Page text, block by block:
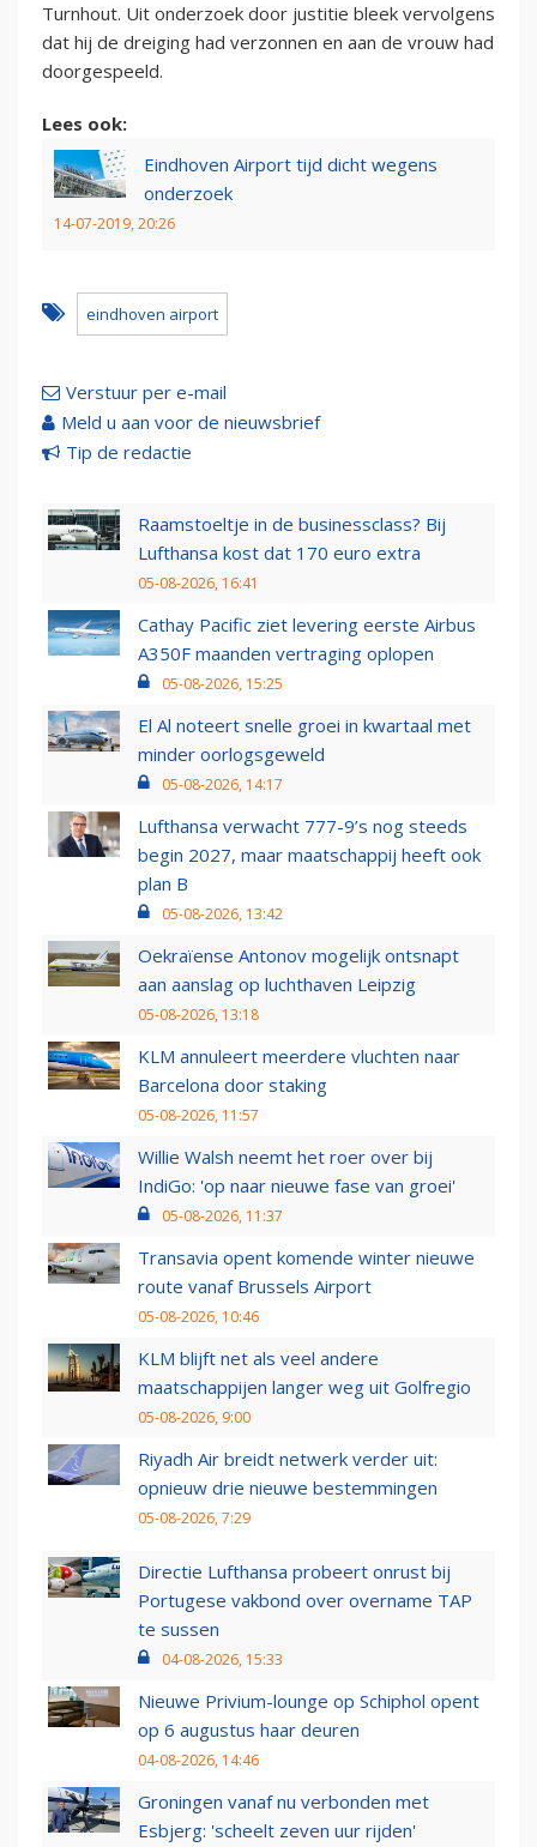
Turnhout. Uit onderzoek door justitie bleek vervolgens
dat hij de dreiging had verzonnen en aan de vrouw had
doorgespeeld.
Lees ook:
Eindhoven Airport tijd dicht wegens
onderzoek
14-07-2019, 20:26
eindhoven airport
Verstuur per e-mail
Meld u aan voor de nieuwsbrief
Tip de redactie
Raamstoeltje in de businessclass? Bij
Lufthansa kost dat 170 euro extra
05-08-2026, 16:41
Cathay Pacific ziet levering eerste Airbus
A350F maanden vertraging oplopen
05-08-2026, 15:25
El Al noteert snelle groei in kwartaal met
minder oorlogsgeweld
05-08-2026, 14:17
Lufthansa verwacht 777-9’s nog steeds
begin 2027, maar maatschappij heeft ook
plan B
05-08-2026, 13:42
Oekraïense Antonov mogelijk ontsnapt
aan aanslag op luchthaven Leipzig
05-08-2026, 13:18
KLM annuleert meerdere vluchten naar
Barcelona door staking
05-08-2026, 11:57
Willie Walsh neemt het roer over bij
IndiGo: 'op naar nieuwe fase van groei'
05-08-2026, 11:37
Transavia opent komende winter nieuwe
route vanaf Brussels Airport
05-08-2026, 10:46
KLM blijft net als veel andere
maatschappijen langer weg uit Golfregio
05-08-2026, 9:00
Riyadh Air breidt netwerk verder uit:
opnieuw drie nieuwe bestemmingen
05-08-2026, 7:29
Directie Lufthansa probeert onrust bij
Portugese vakbond over overname TAP
te sussen
04-08-2026, 15:33
Nieuwe Privium-lounge op Schiphol opent
op 6 augustus haar deuren
04-08-2026, 14:46
Groningen vanaf nu verbonden met
Esbjerg: 'scheelt zeven uur rijden'